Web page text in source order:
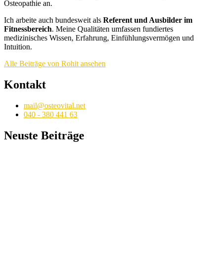
Osteopathie an.
Ich arbeite auch bundesweit als Referent und Ausbilder im
Fitnessbereich. Meine Qualitäten umfassen fundiertes
medizinisches Wissen, Erfahrung, Einfühlungsvermögen und
Intuition.
Alle Beiträge von Rohit ansehen
Kontakt
mail@osteovital.net
040 - 380 441 63
Neuste Beiträge